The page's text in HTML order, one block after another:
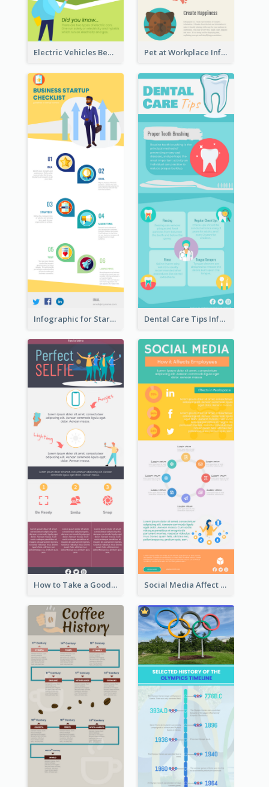
Electric Vehicles Benefits Infographic Pet at Workplace Infographic
Infographic for Startup Business Dental Care Tips Infographic
How to Take a Good Selfie Infographic Social Media Affect Employments Infographic